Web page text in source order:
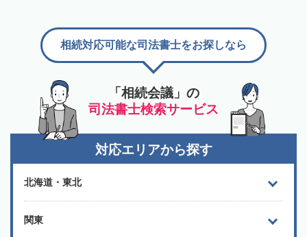
「相続会議」の
司法書士検索サービス
相続対応可能な司法書士をお探しなら
対応エリアから探す
北海道・東北
関東